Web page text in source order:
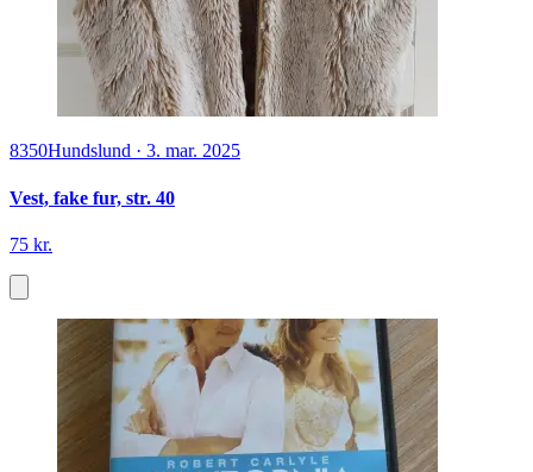
8350Hundslund · 3. mar. 2025
Vest, fake fur, str. 40
75 kr.